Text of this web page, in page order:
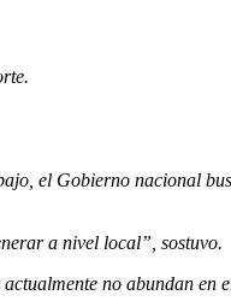
el Gobierno nacional
a nivel local”, sostuvo.
no abundan en